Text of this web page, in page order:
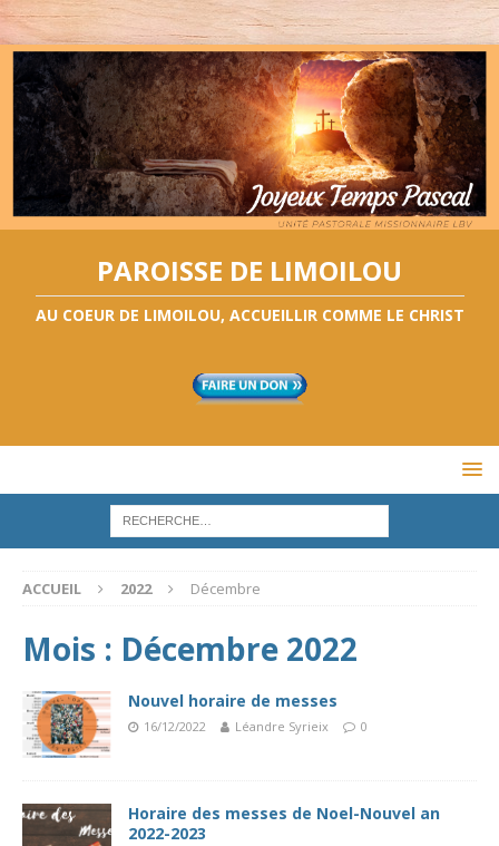
PAROISSE DE LIMOILOU
AU COEUR DE LIMOILOU, ACCUEILLIR COMME LE CHRIST
ACCUEIL 2022 Décembre
Mois : Décembre 2022
Nouvel horaire de messes
16/12/2022 Léandre Syrieix 0
Horaire des messes de Noel-Nouvel an
2022-2023